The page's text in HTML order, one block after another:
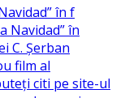
în f